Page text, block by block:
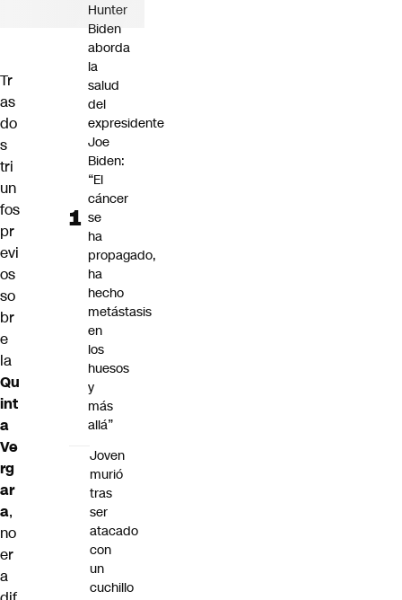
Tr
as
do
s
tri
un
fos
pr
evi
os
so
br
e
la
Qu
int
a
Ve
rg
ar
a,
no
er
a
Hunter
Biden
aborda
la
salud
del
expresidente
Joe
Biden:
“El
cáncer
se
ha
propagado,
ha
hecho
metástasis
en
los
huesos
y
más
allá”
Joven
murió
tras
ser
atacado
con
un
cuchillo